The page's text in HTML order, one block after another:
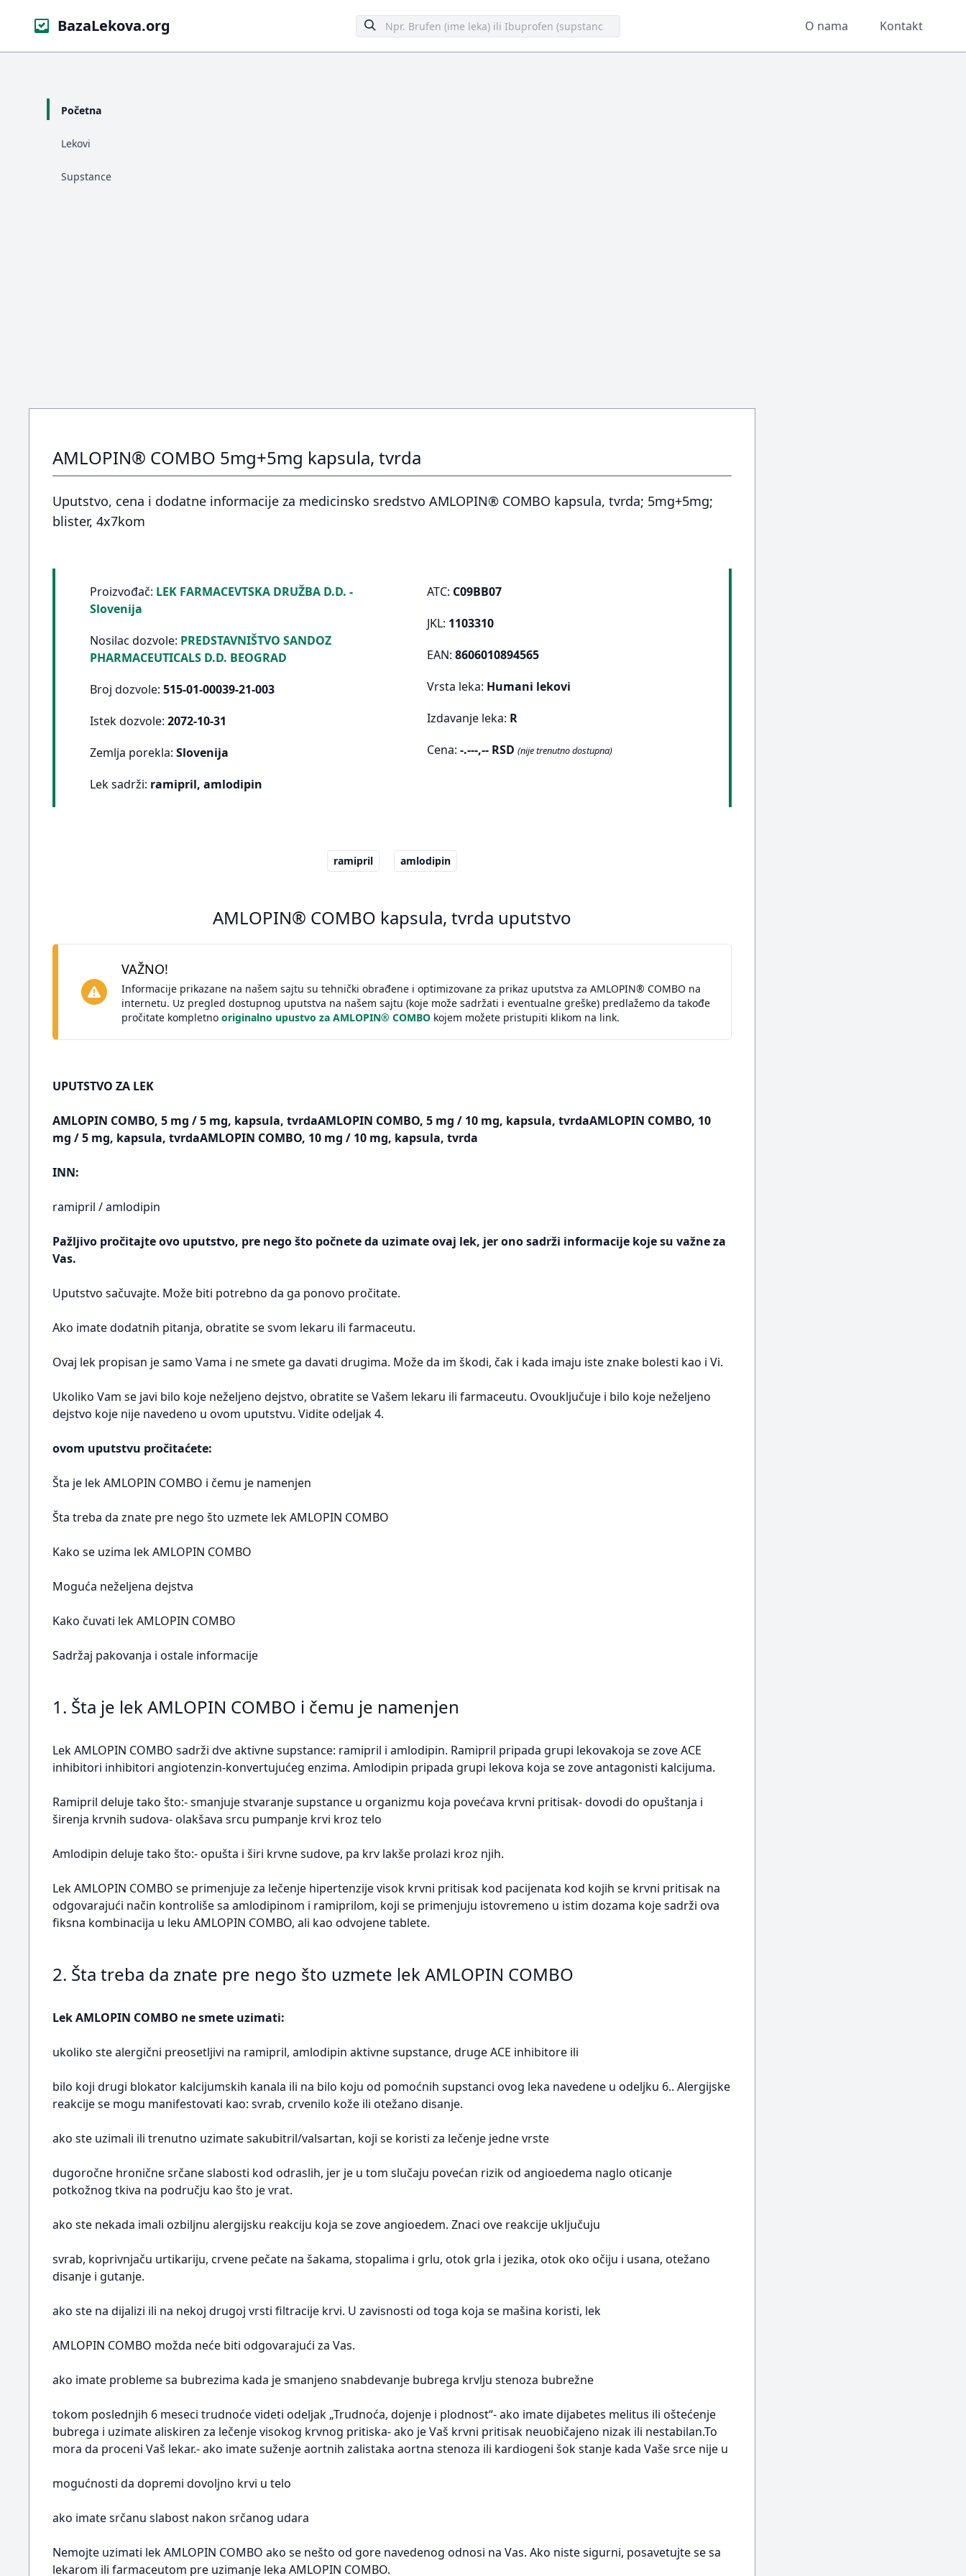
BazaLekova.org O nama Kontakt
Početna
Lekovi
Supstance
AMLOPIN® COMBO 5mg+5mg kapsula, tvrda
Uputstvo, cena i dodatne informacije za medicinsko sredstvo AMLOPIN® COMBO kapsula, tvrda; 5mg+5mg;
blister, 4x7kom
Proizvođač: LEK FARMACEVTSKA DRUŽBA D.D. -
Slovenija
Nosilac dozvole: PREDSTAVNIŠTVO SANDOZ
PHARMACEUTICALS D.D. BEOGRAD
Broj dozvole: 515-01-00039-21-003
Istek dozvole: 2072-10-31
Zemlja porekla: Slovenija
Lek sadrži: ramipril, amlodipin
ATC: C09BB07
JKL: 1103310
EAN: 8606010894565
Vrsta leka: Humani lekovi
Izdavanje leka: R
Cena: -.---,-- RSD (nije trenutno dostupna)
ramipril amlodipin
AMLOPIN® COMBO kapsula, tvrda uputstvo
VAŽNO!
Informacije prikazane na našem sajtu su tehnički obrađene i optimizovane za prikaz uputstva za AMLOPIN® COMBO na
internetu. Uz pregled dostupnog uputstva na našem sajtu (koje može sadržati i eventualne greške) predlažemo da takođe
pročitate kompletno originalno upustvo za AMLOPIN® COMBO kojem možete pristupiti klikom na link.
UPUTSTVO ZA LEK
AMLOPIN COMBO, 5 mg / 5 mg, kapsula, tvrdaAMLOPIN COMBO, 5 mg / 10 mg, kapsula, tvrdaAMLOPIN COMBO, 10
mg / 5 mg, kapsula, tvrdaAMLOPIN COMBO, 10 mg / 10 mg, kapsula, tvrda
INN:
ramipril / amlodipin
Pažljivo pročitajte ovo uputstvo, pre nego što počnete da uzimate ovaj lek, jer ono sadrži informacije koje su važne za
Vas.
Uputstvo sačuvajte. Može biti potrebno da ga ponovo pročitate.
Ako imate dodatnih pitanja, obratite se svom lekaru ili farmaceutu.
Ovaj lek propisan je samo Vama i ne smete ga davati drugima. Može da im škodi, čak i kada imaju iste znake bolesti kao i Vi.
Ukoliko Vam se javi bilo koje neželjeno dejstvo, obratite se Vašem lekaru ili farmaceutu. Ovouključuje i bilo koje neželjeno
dejstvo koje nije navedeno u ovom uputstvu. Vidite odeljak 4.
ovom uputstvu pročitaćete:
Šta je lek AMLOPIN COMBO i čemu je namenjen
Šta treba da znate pre nego što uzmete lek AMLOPIN COMBO
Kako se uzima lek AMLOPIN COMBO
Moguća neželjena dejstva
Kako čuvati lek AMLOPIN COMBO
Sadržaj pakovanja i ostale informacije
1. Šta je lek AMLOPIN COMBO i čemu je namenjen
Lek AMLOPIN COMBO sadrži dve aktivne supstance: ramipril i amlodipin. Ramipril pripada grupi lekovakoja se zove ACE
inhibitori inhibitori angiotenzin-konvertujućeg enzima. Amlodipin pripada grupi lekova koja se zove antagonisti kalcijuma.
Ramipril deluje tako što:- smanjuje stvaranje supstance u organizmu koja povećava krvni pritisak- dovodi do opuštanja i
širenja krvnih sudova- olakšava srcu pumpanje krvi kroz telo
Amlodipin deluje tako što:- opušta i širi krvne sudove, pa krv lakše prolazi kroz njih.
Lek AMLOPIN COMBO se primenjuje za lečenje hipertenzije visok krvni pritisak kod pacijenata kod kojih se krvni pritisak na
odgovarajući način kontroliše sa amlodipinom i ramiprilom, koji se primenjuju istovremeno u istim dozama koje sadrži ova
fiksna kombinacija u leku AMLOPIN COMBO, ali kao odvojene tablete.
2. Šta treba da znate pre nego što uzmete lek AMLOPIN COMBO
Lek AMLOPIN COMBO ne smete uzimati:
ukoliko ste alergični preosetljivi na ramipril, amlodipin aktivne supstance, druge ACE inhibitore ili
bilo koji drugi blokator kalcijumskih kanala ili na bilo koju od pomoćnih supstanci ovog leka navedene u odeljku 6.. Alergijske
reakcije se mogu manifestovati kao: svrab, crvenilo kože ili otežano disanje.
ako ste uzimali ili trenutno uzimate sakubitril/valsartan, koji se koristi za lečenje jedne vrste
dugoročne hronične srčane slabosti kod odraslih, jer je u tom slučaju povećan rizik od angioedema naglo oticanje
potkožnog tkiva na području kao što je vrat.
ako ste nekada imali ozbiljnu alergijsku reakciju koja se zove angioedem. Znaci ove reakcije uključuju
svrab, koprivnjaču urtikariju, crvene pečate na šakama, stopalima i grlu, otok grla i jezika, otok oko očiju i usana, otežano
disanje i gutanje.
ako ste na dijalizi ili na nekoj drugoj vrsti filtracije krvi. U zavisnosti od toga koja se mašina koristi, lek
AMLOPIN COMBO možda neće biti odgovarajući za Vas.
ako imate probleme sa bubrezima kada je smanjeno snabdevanje bubrega krvlju stenoza bubrežne
tokom poslednjih 6 meseci trudnoće videti odeljak „Trudnoća, dojenje i plodnost“- ako imate dijabetes melitus ili oštećenje
bubrega i uzimate aliskiren za lečenje visokog krvnog pritiska- ako je Vaš krvni pritisak neuobičajeno nizak ili nestabilan.To
mora da proceni Vaš lekar.- ako imate suženje aortnih zalistaka aortna stenoza ili kardiogeni šok stanje kada Vaše srce nije u
mogućnosti da dopremi dovoljno krvi u telo
ako imate srčanu slabost nakon srčanog udara
Nemojte uzimati lek AMLOPIN COMBO ako se nešto od gore navedenog odnosi na Vas. Ako niste sigurni, posavetujte se sa
lekarom ili farmaceutom pre uzimanje leka AMLOPIN COMBO.